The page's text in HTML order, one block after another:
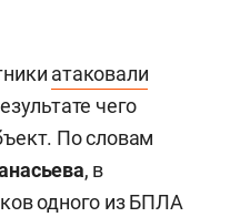
атаковали
чего
По словам
, в
одного из БПЛА